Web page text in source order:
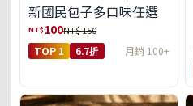
新國民包子多口味任選
NT$ 100NT$ 150
TOP 1 6.7折 月銷 100+